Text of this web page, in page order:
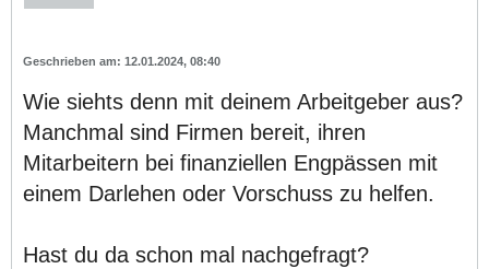
12.01.2024, 08:40
Wie siehts denn mit deinem Arbeitgeber aus?
Manchmal sind Firmen bereit, ihren
Mitarbeitern bei finanziellen Engpässen mit
einem Darlehen oder Vorschuss zu helfen.
Hast du da schon mal nachgefragt?